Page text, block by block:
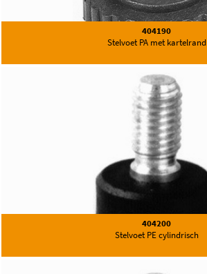
404190
Stelvoet PA met kartelrand
404200
Stelvoet PE cylindrisch